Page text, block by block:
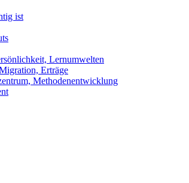
ist
Lernumwelten
Erträge
Methodenentwicklung